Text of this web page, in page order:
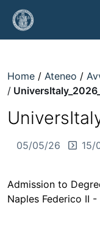
Skip to Main Content
Home Ateneo
05/05/26 15/
Admission to
Naples Federico II